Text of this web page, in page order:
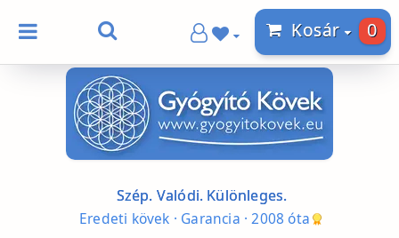
Kosár 0
Szép. Valódi. Különleges.
Eredeti kövek · Garancia · 2008 óta